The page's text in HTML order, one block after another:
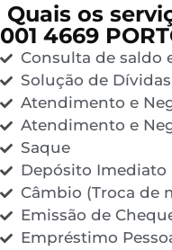
Quais os
001 4669
Consulta de saldo
Solução de Dívidas
Atendimento e
Atendimento e
Saque
Depósito Imediato
Câmbio (Troca de
Emissão de
Empréstimo